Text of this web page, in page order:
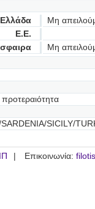
Ελλάδα
Μη
Ε.Ε.
Μη
SARDENIA/SICILY/
Επικοινωνία: